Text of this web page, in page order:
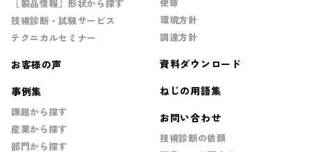
［製品情報］形状から探す
技術診断・試験サービス
テクニカルセミナー
お客様の声
事例集
課題から探す
産業から探す
部門から探す
環境方針
調達方針
資料ダウンロード
ねじの用語集
お問い合わせ
技術診断の依頼